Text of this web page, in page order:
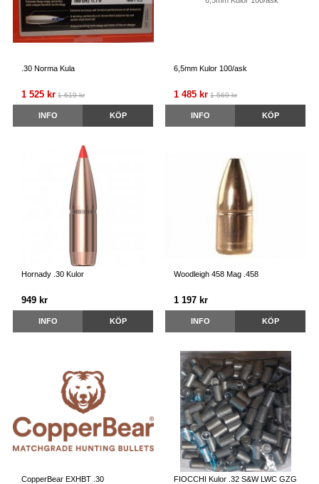
.30 Norma Kula
1 525 kr 1 619 kr
INFO KÖP
6,5mm Kulor 100/ask
1 485 kr 1 569 kr
INFO KÖP
Hornady .30 Kulor
949 kr
INFO KÖP
Woodleigh 458 Mag .458
1 197 kr
INFO KÖP
CopperBear EXHBT .30 FIOCCHI Kulor .32 S&W LWC GZG